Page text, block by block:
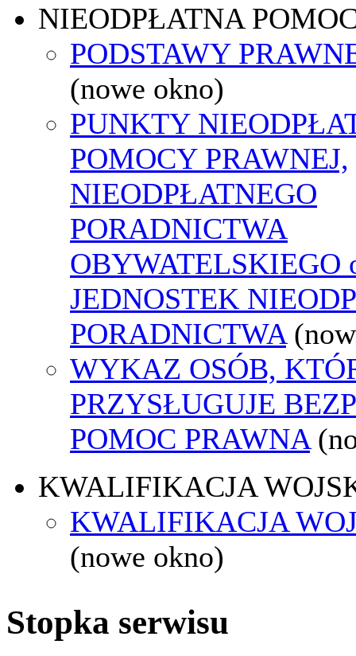
NIEODPŁATNA
PODSTAWY
(nowe okno)
PUNKTY
POMOCY PRAWNEJ,
NIEODPŁATNEGO
PORADNICTWA
OBYWATELSKIEGO
JEDNOSTEK
PORADNICTWA
WYKAZ OSÓB,
PRZYSŁUGUJE
POMOC PRAWNA
KWALIFIKACJA
KWALIFIKACJA
(nowe okno)
Stopka serwisu